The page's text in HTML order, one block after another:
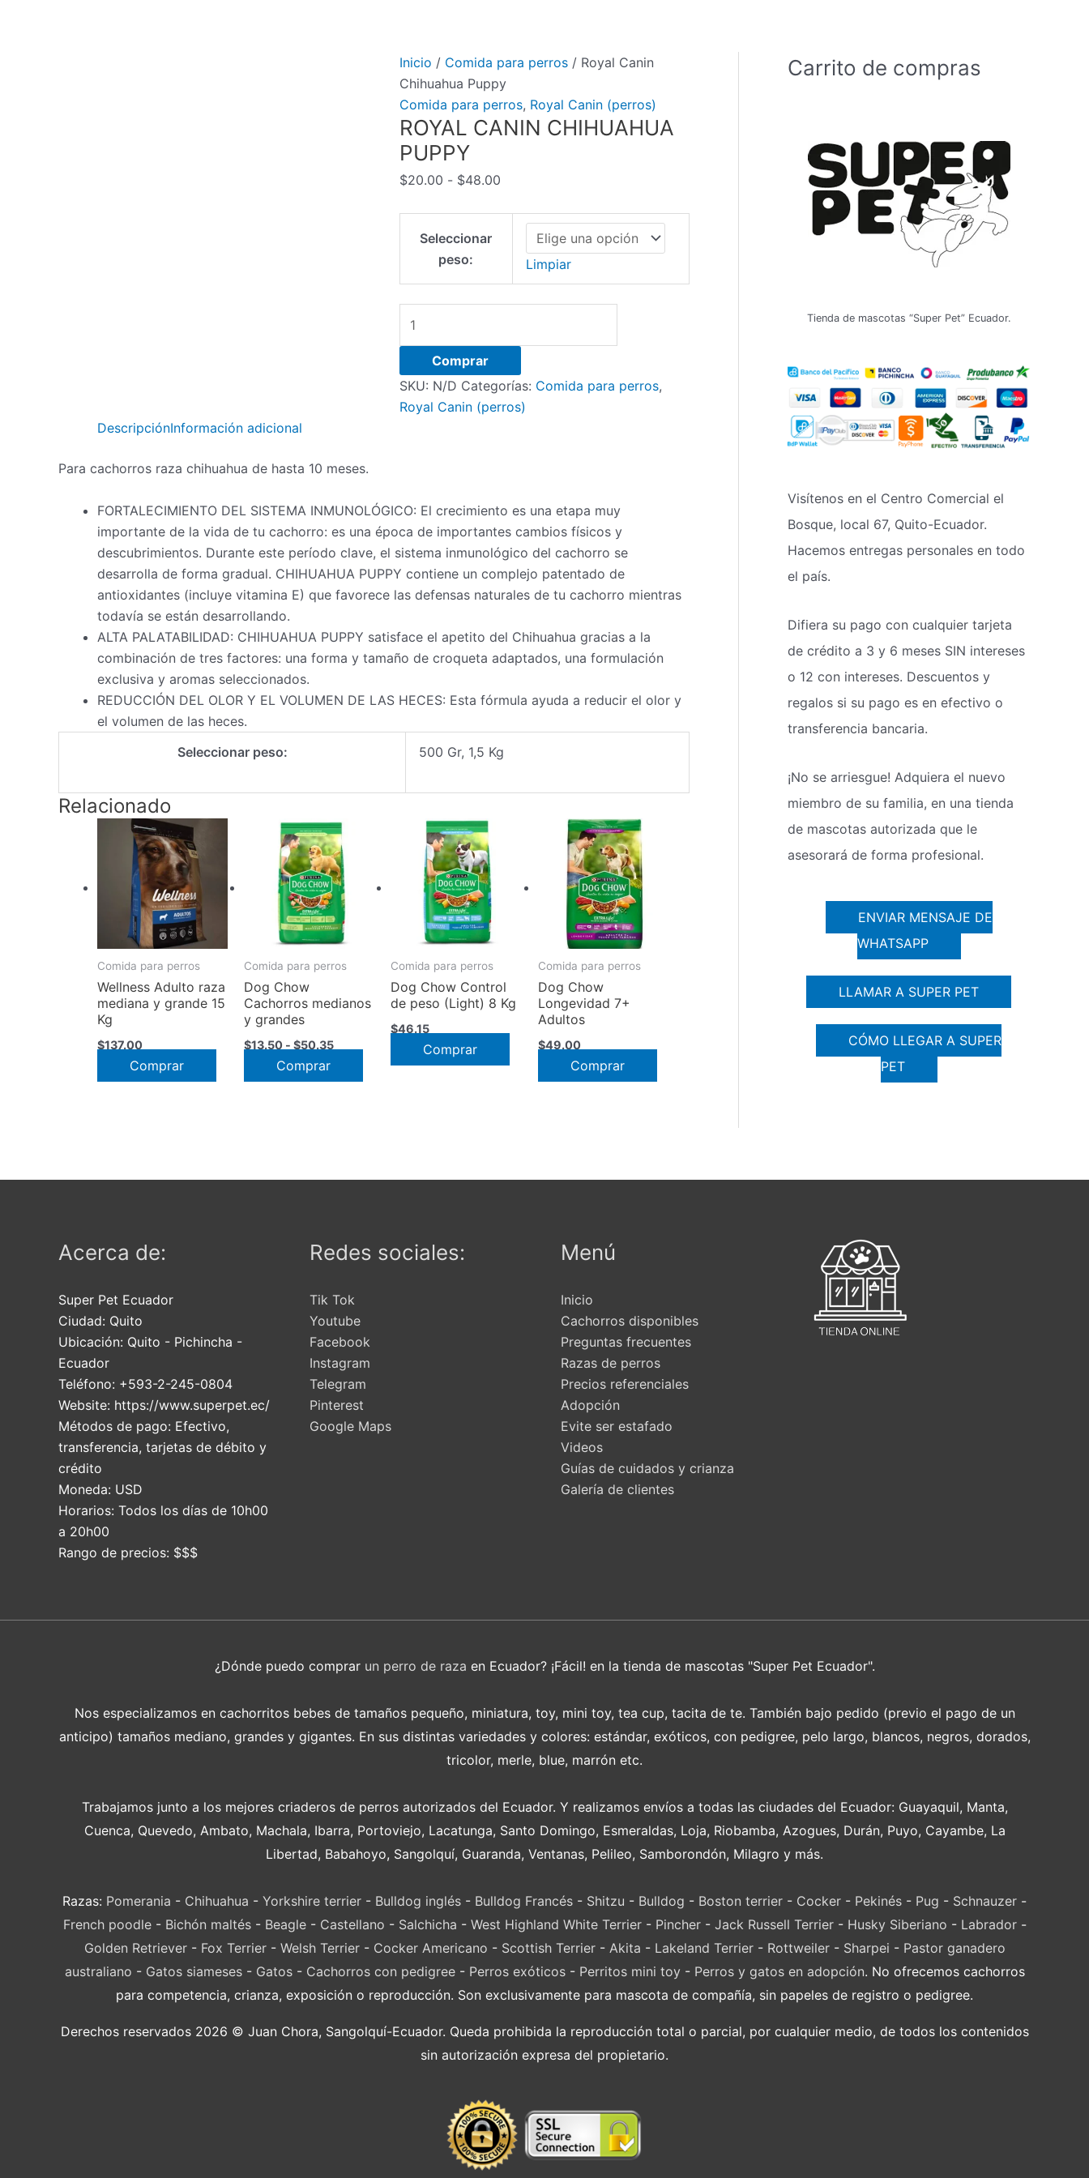
Inicio / Comida para perros/ Royal Canin
Chihuahua Puppy
Comida para perros, Royal Canin (perros)
ROYAL CANIN CHIHUAHUA
PUPPY
$20.00 - $48.00Rango
precios:
$20.00
hasta
$48.00
Seleccionar
peso:
Limpiar
Canin
Chihuahua
Puppy
cantidad
Comprar
SKU: N/D Categorías: Comida para perros,
Royal Canin (perros)
DescripciónInformación adicional
Para cachorros raza chihuahua de hasta 10 meses.
FORTALECIMIENTO DEL SISTEMA INMUNOLÓGICO: El crecimiento es una etapa muy
importante de la vida de tu cachorro: es una época de importantes cambios físicos y
descubrimientos. Durante este período clave, el sistema inmunológico del cachorro se
desarrolla de forma gradual. CHIHUAHUA PUPPY contiene un complejo patentado de
antioxidantes (incluye vitamina E) que favorece las defensas naturales de tu cachorro mientras
todavía se están desarrollando.
ALTA PALATABILIDAD: CHIHUAHUA PUPPY satisface el apetito del Chihuahua gracias a la
combinación de tres factores: una forma y tamaño de croqueta adaptados, una formulación
exclusiva y aromas seleccionados.
REDUCCIÓN DEL OLOR Y EL VOLUMEN DE LAS HECES: Esta fórmula ayuda a reducir el olor y
el volumen de las heces.
Seleccionar peso:
500 Gr, 1,5 Kg
Relacionado
Comida para perros
Wellness Adulto raza
mediana y grande 15
Kg
$137.00
Comprar
Comida para perros
Dog Chow
Cachorros medianos
y grandes
$13.50 - $50.35
desde
Comprar
producto
elegir
de
producto
Comida para perros
Dog Chow Control
de peso (Light) 8 Kg
$46.15
Comprar
Comida para perros
Dog Chow
Longevidad 7+
Adultos
$49.00
Comprar
Carrito de compras
Tienda de mascotas “Super Pet” Ecuador.
Visítenos en el Centro Comercial el
Bosque, local 67, Quito-Ecuador.
Hacemos entregas personales en todo
el país.
Difiera su pago con cualquier tarjeta
de crédito a 3 y 6 meses SIN intereses
o 12 con intereses. Descuentos y
regalos si su pago es en efectivo o
transferencia bancaria.
¡No se arriesgue! Adquiera el nuevo
miembro de su familia, en una tienda
de mascotas autorizada que le
asesorará de forma profesional.
ENVIAR MENSAJE DE
WHATSAPP
LLAMAR A SUPER PET
CÓMO LLEGAR A SUPER
PET
Acerca de:
Super Pet Ecuador
Ciudad: Quito
Ubicación: Quito - Pichincha -
Ecuador
Teléfono: +593-2-245-0804
Website: https://www.superpet.ec/
Métodos de pago: Efectivo,
transferencia, tarjetas de débito y
crédito
Moneda: USD
Horarios: Todos los días de 10h00
a 20h00
Rango de precios: $$$
Redes sociales:
Tik Tok
Youtube
Facebook
Instagram
Telegram
Pinterest
Google Maps
Menú
Inicio
Cachorros disponibles
Preguntas frecuentes
Razas de perros
Precios referenciales
Adopción
Evite ser estafado
Videos
Guías de cuidados y crianza
Galería de clientes
¿Dónde puedo comprar un perro de raza en Ecuador? ¡Fácil! en la tienda de mascotas "Super Pet Ecuador".
Nos especializamos en cachorritos bebes de tamaños pequeño, miniatura, toy, mini toy, tea cup, tacita de te. También bajo pedido (previo el pago de un
anticipo) tamaños mediano, grandes y gigantes. En sus distintas variedades y colores: estándar, exóticos, con pedigree, pelo largo, blancos, negros, dorados,
tricolor, merle, blue, marrón etc.
Trabajamos junto a los mejores criaderos de perros autorizados del Ecuador. Y realizamos envíos a todas las ciudades del Ecuador: Guayaquil, Manta,
Cuenca, Quevedo, Ambato, Machala, Ibarra, Portoviejo, Lacatunga, Santo Domingo, Esmeraldas, Loja, Riobamba, Azogues, Durán, Puyo, Cayambe, La
Libertad, Babahoyo, Sangolquí, Guaranda, Ventanas, Pelileo, Samborondón, Milagro y más.
Razas: Pomerania - Chihuahua - Yorkshire terrier - Bulldog inglés - Bulldog Francés - Shitzu - Bulldog - Boston terrier - Cocker - Pekinés - Pug - Schnauzer -
French poodle- Bichón maltés- Beagle- Castellano - Salchicha - West Highland White Terrier- Pincher- Jack Russell Terrier- Husky Siberiano - Labrador-
Golden Retriever- Fox Terrier- Welsh Terrier- Cocker Americano - Scottish Terrier- Akita - Lakeland Terrier- Rottweiler- Sharpei - Pastor ganadero
australiano - Gatos siameses- Gatos- Cachorros con pedigree- Perros exóticos- Perritos mini toy- Perros y gatos en adopción. No ofrecemos cachorros
para competencia, crianza, exposición o reproducción. Son exclusivamente para mascota de compañía, sin papeles de registro o pedigree.
Derechos reservados 2026 © Juan Chora, Sangolquí-Ecuador. Queda prohibida la reproducción total o parcial, por cualquier medio, de todos los contenidos
sin autorización expresa del propietario.